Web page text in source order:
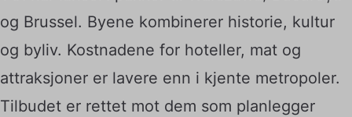
og Brussel. Byene kombinerer historie, kultur
og byliv. Kostnadene for hoteller, mat og
attraksjoner er lavere enn i kjente metropoler.
Tilbudet er rettet mot dem som planlegger